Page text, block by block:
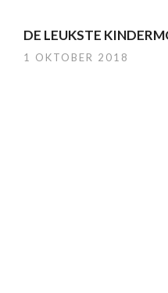
DE LEUKSTE
1 OKTOBER 2018